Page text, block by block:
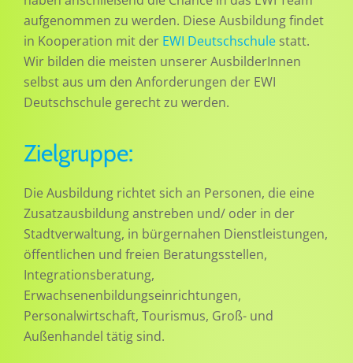
aufgenommen zu werden. Diese Ausbildung findet
in Kooperation mit der EWI Deutschschule statt.
Wir bilden die meisten unserer AusbilderInnen
selbst aus um den Anforderungen der EWI
Deutschschule gerecht zu werden.
Zielgruppe:
Die Ausbildung richtet sich an Personen, die eine
Zusatzausbildung anstreben und/ oder in der
Stadtverwaltung, in bürgernahen Dienstleistungen,
öffentlichen und freien Beratungsstellen,
Integrationsberatung,
Erwachsenenbildungseinrichtungen,
Personalwirtschaft, Tourismus, Groß- und
Außenhandel tätig sind.